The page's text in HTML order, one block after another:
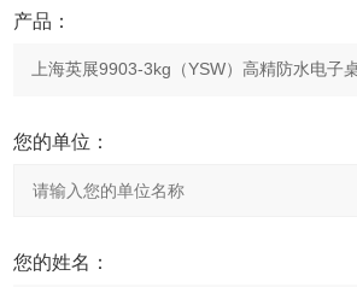
产品：
您的单位：
您的姓名：